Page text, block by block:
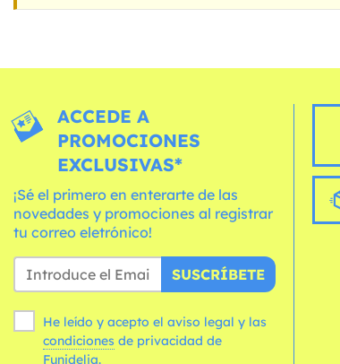
ACCEDE A
PROMOCIONES
EXCLUSIVAS*
¡Sé el primero en enterarte de las
novedades y promociones al registrar
tu correo eletrónico!
SUSCRÍBETE
He leído y acepto el aviso legal y las
condiciones
Funidelia.